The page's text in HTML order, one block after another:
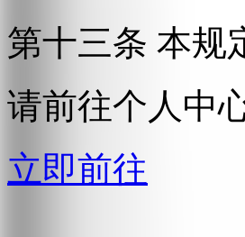
第十三条 本规
请前往个人中
立即前往